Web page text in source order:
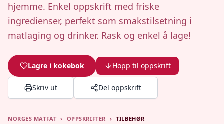
hjemme. Enkel oppskrift med friske
ingredienser, perfekt som smakstilsetning i
matlaging og drinker. Rask og enkel å lage!
Lagre i kokebok Hopp til oppskrift
Skriv ut Del oppskrift
NORGES MATFAT › OPPSKRIFTER › TILBEHØR